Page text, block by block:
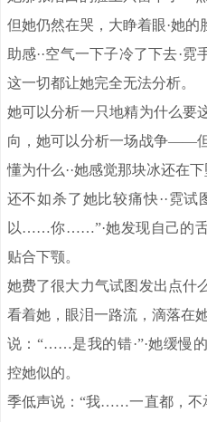
但她仍然在哭，大睁着眼·她
助感··空气一下子冷了下去·霓
这一切都让她完全无法分析。
她可以分析一只地精为什么要
向，她可以分析一场战争——
懂为什么··她感觉那块冰还在下
还不如杀了她比较痛快··霓
以……你……”·她发现自己的
贴合下颚。
她费了很大力气试图发出点什
看着她，眼泪一路流，滴落在
说：“……是我的错·”·她缓慢
控她似的。
季低声说：“我……一直都，